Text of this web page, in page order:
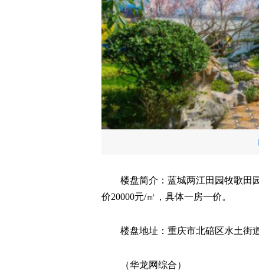
楼盘简介：蓝城两江田园牧歌田
价20000元/㎡，具体一房一价。
楼盘地址：重庆市北碚区水土街
（华龙网综合）